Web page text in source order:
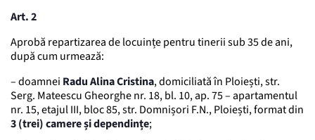
Art. 2
Aprobă repartizarea de locuințe pentru tinerii sub 35 de ani,
după cum urmează:
– doamnei Radu Alina Cristina, domiciliată în Ploiești, str.
Serg. Mateescu Gheorghe nr. 18, bl. 10, ap. 75 – apartamentul
nr. 15, etajul III, bloc 85, str. Domnișori F.N., Ploiești, format din
3 (trei) camere și dependințe;